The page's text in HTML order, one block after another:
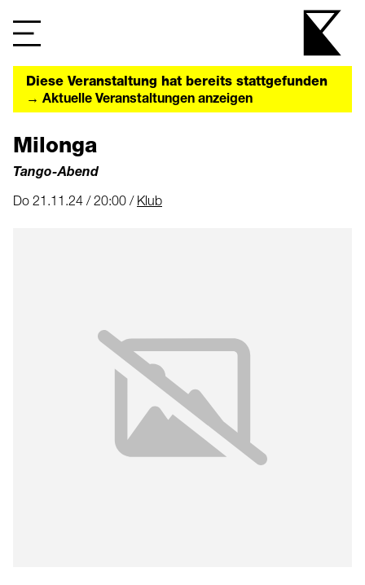
Diese Veranstaltung hat bereits stattgefunden
→ Aktuelle Veranstaltungen anzeigen
Milonga
Tango-Abend
Do 21.11.24 / 20:00 / Klub